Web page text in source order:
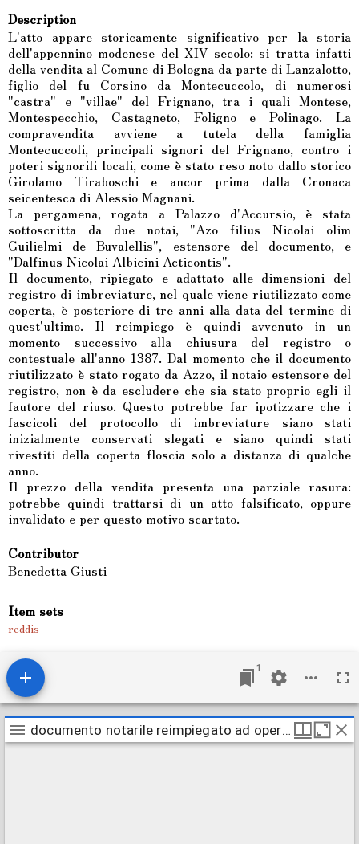
Description
L'atto appare storicamente significativo per la storia
dell'appennino modenese del XIV secolo: si tratta infatti
della vendita al Comune di Bologna da parte di Lanzalotto,
figlio del fu Corsino da Montecuccolo, di numerosi
"castra" e "villae" del Frignano, tra i quali Montese,
Montespecchio, Castagneto, Foligno e Polinago. La
compravendita avviene a tutela della famiglia
Montecuccoli, principali signori del Frignano, contro i
poteri signorili locali, come è stato reso noto dallo storico
Girolamo Tiraboschi e ancor prima dalla Cronaca
seicentesca di Alessio Magnani.
La pergamena, rogata a Palazzo d'Accursio, è stata
sottoscritta da due notai, "Azo filius Nicolai olim
Guilielmi de Buvalellis", estensore del documento, e
"Dalfinus Nicolai Albicini Acticontis".
Il documento, ripiegato e adattato alle dimensioni del
registro di imbreviature, nel quale viene riutilizzato come
coperta, è posteriore di tre anni alla data del termine di
quest'ultimo. Il reimpiego è quindi avvenuto in un
momento successivo alla chiusura del registro o
contestuale all'anno 1387. Dal momento che il documento
riutilizzato è stato rogato da Azzo, il notaio estensore del
registro, non è da escludere che sia stato proprio egli il
fautore del riuso. Questo potrebbe far ipotizzare che i
fascicoli del protocollo di imbreviature siano stati
inizialmente conservati slegati e siano quindi stati
rivestiti della coperta floscia solo a distanza di qualche
anno.
Il prezzo della vendita presenta una parziale rasura:
potrebbe quindi trattarsi di un atto falsificato, oppure
invalidato e per questo motivo scartato.
Contributor
Benedetta Giusti
Item sets
reddis
1
M documento notarile reimpiegato ad opera dello stesso notaio documento notarile reimpiegato ad opera dello stesso notaio